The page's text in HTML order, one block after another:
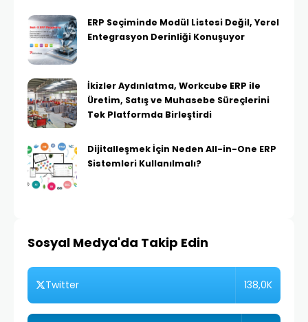
ERP Seçiminde Modül Listesi Değil, Yerel
Entegrasyon Derinliği Konuşuyor
İkizler Aydınlatma, Workcube ERP ile
Üretim, Satış ve Muhasebe Süreçlerini
Tek Platformda Birleştirdi
Dijitalleşmek İçin Neden All-in-One ERP
Sistemleri Kullanılmalı?
Sosyal Medya'da Takip Edin
Twitter 138,0K